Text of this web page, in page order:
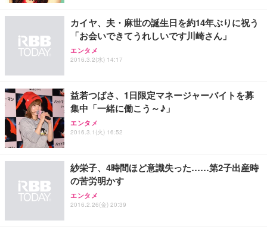
ョン PCチェア 通気性メッシュ ゲーミング/勉強/事
務用 おしゃれ パソコンチェア (ブラック)
Sezlife オフィスチェア デスクチェア 疲れない テレ
ワーク チェア 強化バックレスト 30度ロッキング機
ョン PCチェア 通気性メッシュ ゲーミング/勉強/事
務用 おしゃれ パソコンチェア (ホワイト)
ANDWINT オフィスチェア デスクチェア 肘なし メ
ッシュ 通気性 ランバーサポート付き 腰サポート ガ
ス圧無段階昇降 360度回転 キャスター付き コンパク
【整備済み品】Dell E2724HS 27インチ 液晶モニタ
ー フルHD（1920×1080）VA 非光沢 HDMI/DisplayP
【MiniLED/24.5inch/280Hz/FHD】GRAPHT THE S
HOOTER Gaming Monitor 24” Essential ゲーミン
グモニター QD 24.5インチ 1ms FHD 量子ドット 残
Smart Basic(スマートベーシック) 【Amazon.co.jp
限定】 Smart Basic アイリスオーヤマ ペットシーツ
アイリスオーヤマ ペットシーツ 超厚型 お徳用 レギ
ュラー 200枚入【Amazon.co.jp限定】
カイヤ、夫・麻世の誕生日を約14年ぶりに祝う
「お会いできてうれしいです川崎さん」
エンタメ
2016.3.2(水) 14:17
益若つばさ、1日限定マネージャーバイトを募
集中「一緒に働こう～♪」
エンタメ
2016.3.1(火) 16:52
紗栄子、4時間ほど意識失った……第2子出産時
の苦労明かす
エンタメ
2016.2.26(金) 20:39